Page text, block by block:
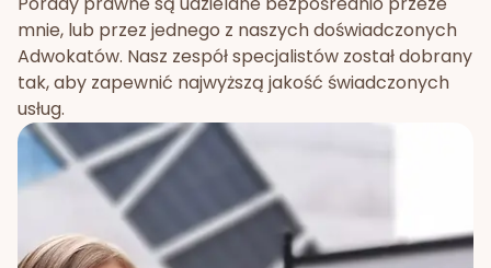
mnie, lub przez jednego z naszych doświadczonych
Adwokatów. Nasz zespół specjalistów został dobrany
tak, aby zapewnić najwyższą jakość świadczonych
usług.